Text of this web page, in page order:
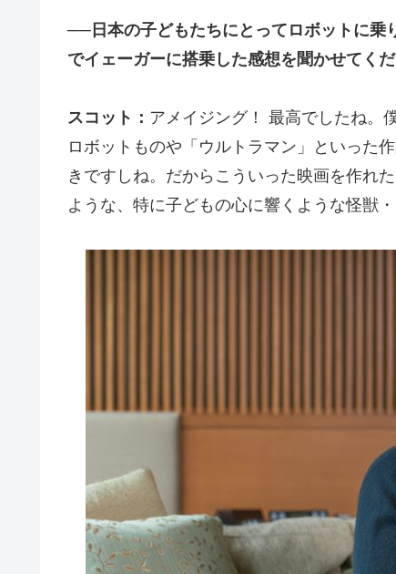
──日本の子どもたちにとってロボットに乗
でイェーガーに搭乗した感想を聞かせてくだ
スコット： アメイジング！ 最高でしたね。
ロボットものや「ウルトラマン」といった
きですしね。だからこういった映画を作れ
ような、特に子どもの心に響くような怪獣